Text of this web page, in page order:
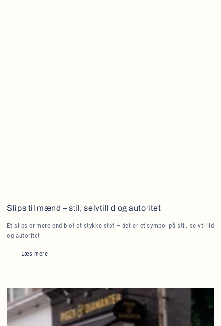
Slips til mænd – stil, selvtillid og autoritet
Et slips er mere end blot et stykke stof – det er et symbol på stil, selvtillid
og autoritet
Læs mere